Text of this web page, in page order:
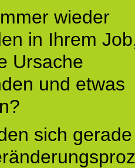
wieder
in Ihrem
Ursache
und etwas
sich